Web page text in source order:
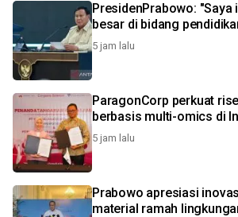
PresidenPrabowo: "Saya
besar di bidang
5 jam lalu
ParagonCorp perkuat
berbasis multi-omics di
5 jam lalu
Prabowo apresiasi
material ramah